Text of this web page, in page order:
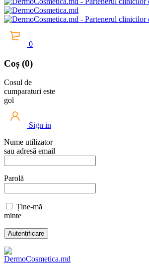
0
Coș (0)
Cosul de
cumparaturi este
gol
Sign in
Nume utilizator
sau adresă email
Parolă
Ține-mă
minte